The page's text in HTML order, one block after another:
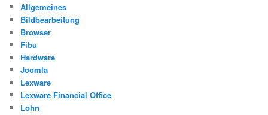
Allgemeines
Bildbearbeitung
Browser
Fibu
Hardware
Joomla
Lexware
Lexware Financial Office
Lohn